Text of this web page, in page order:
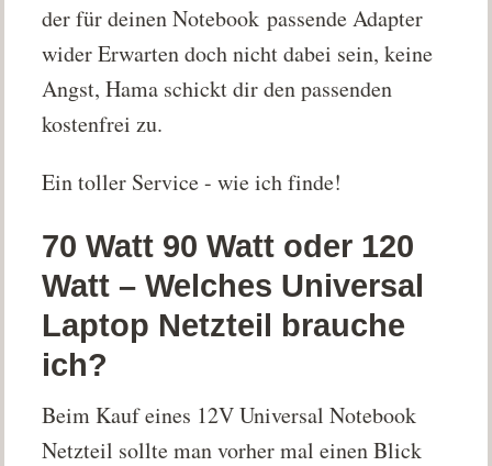
der für deinen Notebook passende Adapter
wider Erwarten doch nicht dabei sein, keine
Angst, Hama schickt dir den passenden
kostenfrei zu.
Ein toller Service - wie ich finde!
70 Watt 90 Watt oder 120
Watt – Welches Universal
Laptop Netzteil brauche
ich?
Beim Kauf eines 12V Universal Notebook
Netzteil sollte man vorher mal einen Blick